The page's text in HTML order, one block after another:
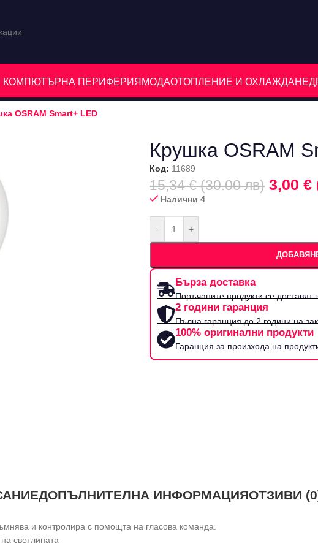
КОМПЮТЪРНА ПЕРИФЕРИЯ МОДАОТОПЛЕНИЕ И ОХЛАЖДАНЕ
OSRAM Smart+ LED
Крушка OSRAM
Код: 11689
15,34 € (30.00 лв) 3,00 €
Налични 4
- +
Бърза доставка
Поръчаните продукти се доставят
2 години гаранция
Пълна гаранция до 2 години на
100% оригинални продукти
Гаранция за произхода на
ДОПЪЛНИТЕЛНА ИНФОРМАЦИЯОТЗИВИ
и контролира с помощта на гласова команда.
светлината